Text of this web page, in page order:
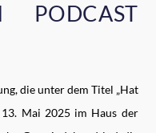
PODCAST
die unter dem Titel „Hat
13. Mai 2025 im Haus der